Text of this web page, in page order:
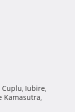
Cuplu, Iubire,
Kamasutra,